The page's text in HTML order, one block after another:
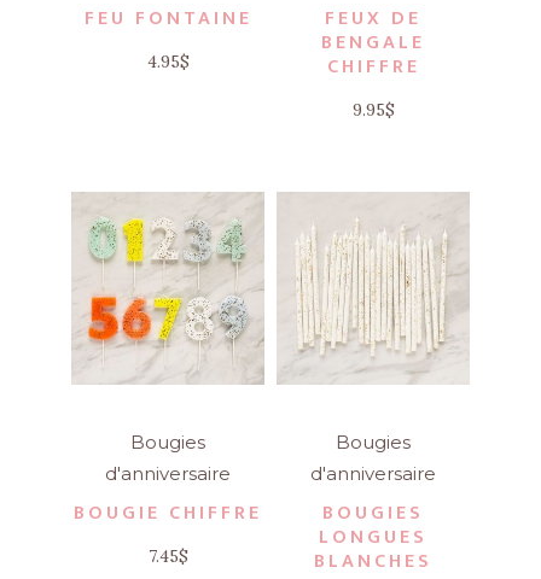
FEU FONTAINE
4.95$
FEUX DE
BENGALE
CHIFFRE
9.95$
Bougies
d'anniversaire
BOUGIE CHIFFRE
7.45$
Bougies
d'anniversaire
BOUGIES
LONGUES
BLANCHES